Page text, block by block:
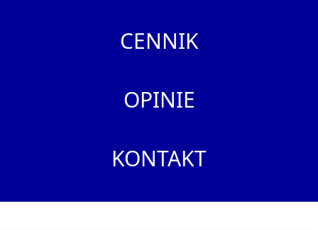
CENNIK
OPINIE
KONTAKT